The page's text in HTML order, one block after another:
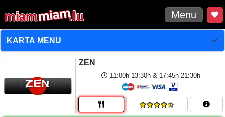
Menu
ZEN
11:00h-13:30h & 17:45h-21:30h